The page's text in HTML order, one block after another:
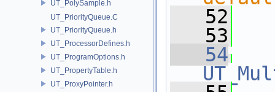
UT_PolySample.h
UT_PriorityQueue.C
UT_PriorityQueue.h
UT_ProcessorDefines.h
UT_ProgramOptions.h
UT_PropertyTable.h
UT_ProxyPointer.h
   52
   53
   54